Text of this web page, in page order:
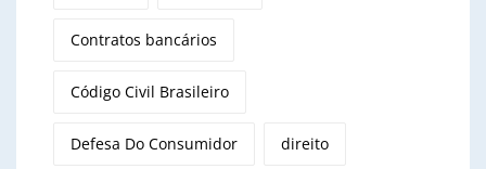
Contratos bancários
Código Civil Brasileiro
Defesa Do Consumidor direito